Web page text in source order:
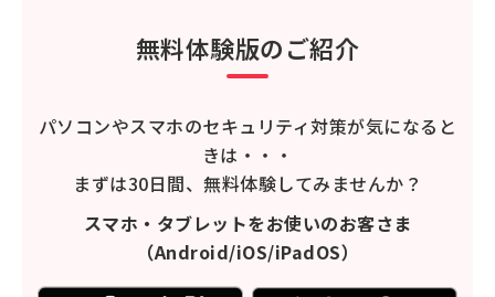
無料体験版のご紹介
パソコンやスマホのセキュリティ対策が気になると
きは・・・
まずは30日間、無料体験してみませんか？
スマホ・タブレットをお使いのお客さま
（Android/iOS/iPadOS）